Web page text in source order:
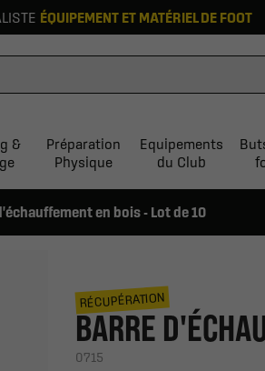
ÉQUIPEMENT ET MATÉRIEL DE FOOT
&
Préparation
Physique
Equipements
du Club
en bois - Lot de 10
RÉCUPÉRATION
BARRE
0715